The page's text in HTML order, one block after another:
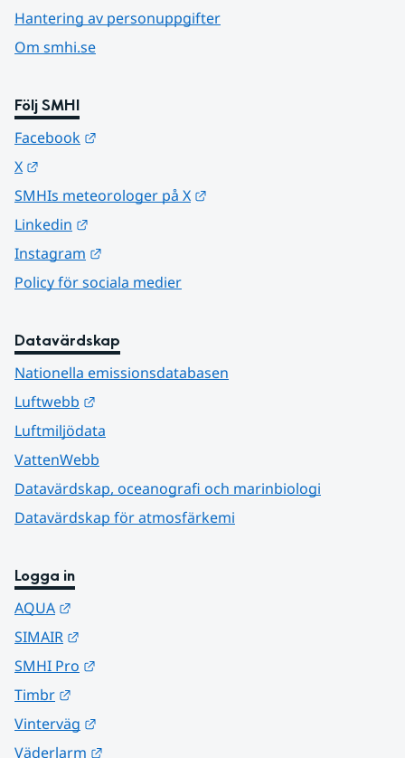
Hantering av personuppgifter
Om smhi.se
Följ SMHI
Facebook
X
SMHIs meteorologer på X
Linkedin
Instagram
Policy för sociala medier
Datavärdskap
Nationella emissionsdatabasen
Luftwebb
Luftmiljödata
VattenWebb
Datavärdskap, oceanografi och marinbiologi
Datavärdskap för atmosfärkemi
Logga in
AQUA
SIMAIR
SMHI Pro
Timbr
Vinterväg
Väderlarm